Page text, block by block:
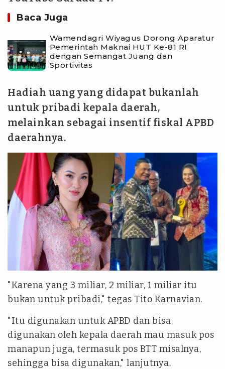
Baca Juga
Wamendagri Wiyagus Dorong Aparatur
Pemerintah Maknai HUT Ke-81 RI
dengan Semangat Juang dan
Sportivitas
Hadiah uang yang didapat bukanlah
untuk pribadi kepala daerah,
melainkan sebagai insentif fiskal APBD
daerahnya.
"Karena yang 3 miliar, 2 miliar, 1 miliar itu
bukan untuk pribadi," tegas Tito Karnavian.
"Itu digunakan untuk APBD dan bisa
digunakan oleh kepala daerah mau masuk pos
manapun juga, termasuk pos BTT misalnya,
sehingga bisa digunakan," lanjutnya.